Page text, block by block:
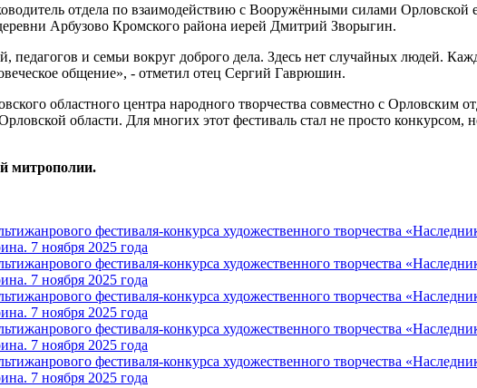
отдела по взаимодействию с Вооружёнными силами Орловской
Арбузово Кромского района иерей Дмитрий Зворыгин.
педагогов и семьи вокруг доброго дела. Здесь нет случайных людей.
общение», - отметил отец Сергий Гаврюшин.
областного центра народного творчества совместно с Орловским
области. Для многих этот фестиваль стал не просто конкурсом,
митрополии.